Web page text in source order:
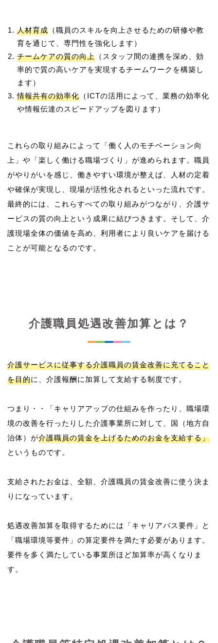
人材育成 （職員のスキルを向上させるための研修や教
育を通じて、専門性を強化します）
チームケアの質の向上 （スタッフ間の連携を深め、効
率的で質の高いケアを実現するチームワークを構築し
ます）
情報共有の効率化 （ICTの活用によって、業務の効率化
や情報伝達のスピードアップを図ります）
これらの取り組みによって「働く人のモチベーション向
上」や「楽しく働ける職場づくり」が進められます。職員
がやりがいを感じ、働きやすい環境が整えば、人材の定着
や確保が実現し、現場が活性化されるといった流れです。
最終的には、これらすべての取り組みがつながり、介護サ
ービスの質の向上という成果に結びつきます。そして、介
護現場全体の価値を高め、利用者により良いケアを届ける
介護職員処遇改善加算とは？
介護サービスに従事する介護職員の賃金改善に充てること
を目的に、介護報酬に加算して支給する制度です。
つまり・・「キャリアアップの仕組みを作ったり、職場環
境の改善を行ったりした介護事業所に対して、国（地方自
治体）が介護職員の賃金を上げるためのお金を支給する」
というものです。
支給されたお金は、全額、介護職員の賃金改善に使う決ま
りになっています。
処遇改善加算を取得するためには「キャリアパス要件」と
「職場環境等要件」の算定要件を満たす必要があります。
要件を多く満たしている事業所ほど加算率が高くなりま
す。